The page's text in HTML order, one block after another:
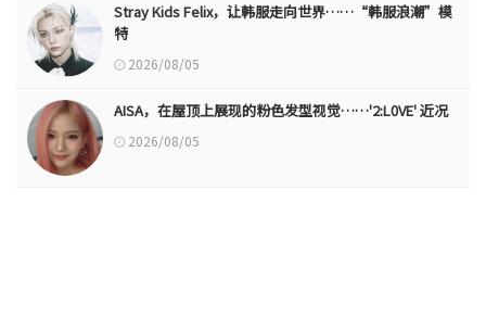
Stray Kids Felix，让韩服走向世界……“韩服浪潮”模
特
2026/08/05
AISA，在屋顶上展现的粉色发型视觉……'2:L0VE' 近况
2026/08/05